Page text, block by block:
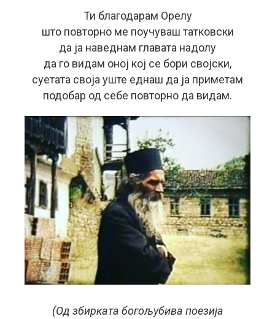
Ти благодарам Орелу
што повторно ме поучуваш татковски
да ја наведнам главата надолу
да го видам оној кој се бори својски,
суетата своја уште еднаш да ја приметам
подобар од себе повторно да видам.
(Од збирката богољубива поезија